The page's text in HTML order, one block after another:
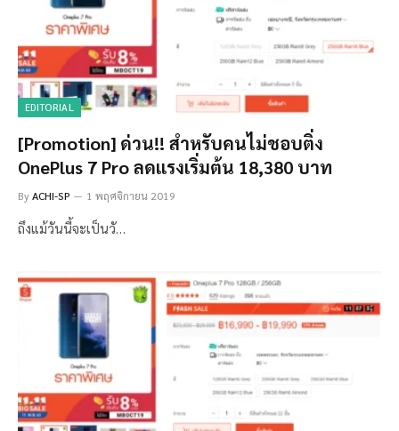
EDITORIAL
[Promotion] ด่วน!! สำหรับคนไม่ชอบติ่ง
OnePlus 7 Pro ลดแรงเริ่มต้น 18,380 บาท
ByACHI-SP 1 พฤศจิกายน 2019
ถึงแม้วันนี้จะเป็นวั…